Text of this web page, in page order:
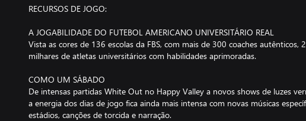
RECURSOS DE JOGO:
A JOGABILIDADE DO FUTEBOL AMERICANO UNIVERSITÁRIO REAL
Vista as cores de 136 escolas da FBS, com mais de 300 coaches autênticos,
milhares de atletas universitários com habilidades aprimoradas.
COMO UM SÁBADO
De intensas partidas White Out no Happy Valley a novos shows de luzes
a energia dos dias de jogo fica ainda mais intensa com novas músicas
estádios, canções de torcida e narração.